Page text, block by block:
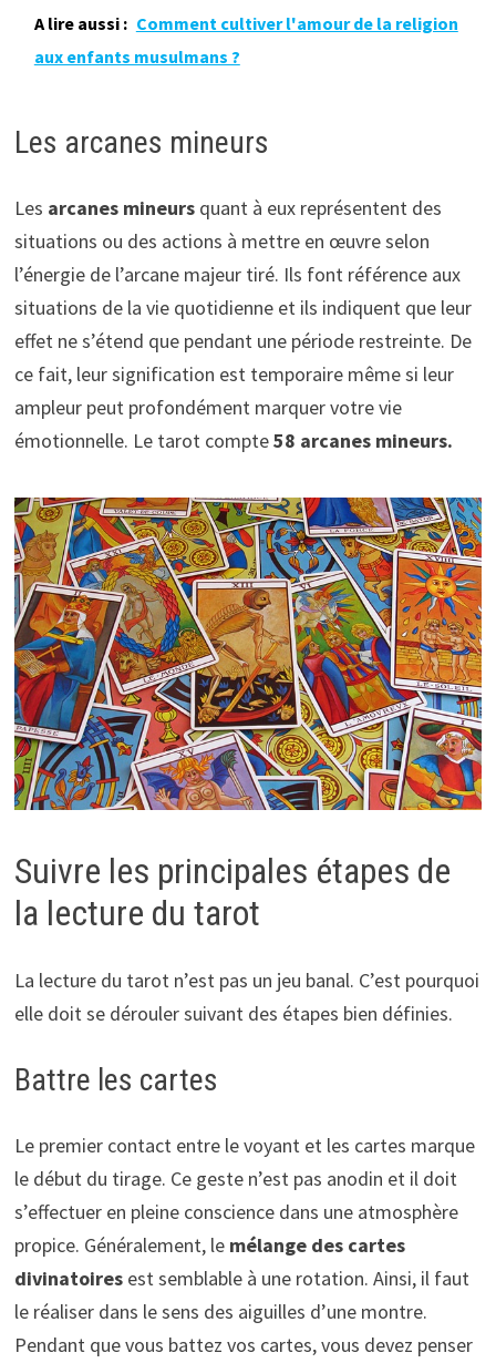
A lire aussi : Comment cultiver l'amour de la religion
aux enfants musulmans ?
Les arcanes mineurs
Les arcanes mineursquant à eux représentent des
situations ou des actions à mettre en œuvre selon
l’énergie de l’arcane majeur tiré. Ils font référence aux
situations de la vie quotidienne et ils indiquent que leur
effet ne s’étend que pendant une période restreinte. De
ce fait, leur signification est temporaire même si leur
ampleur peut profondément marquer votre vie
émotionnelle. Le tarot compte58 arcanes mineurs.
Suivre les principales étapes de
la lecture du tarot
La lecture du tarot n’est pas un jeu banal. C’est pourquoi
elle doit se dérouler suivant des étapes bien définies.
Battre les cartes
Le premier contact entre le voyant et les cartes marque
le début du tirage. Ce geste n’est pas anodin et il doit
s’effectuer en pleine conscience dans une atmosphère
propice. Généralement, le mélange des cartes
divinatoiresest semblable à une rotation. Ainsi, il faut
le réaliser dans le sens des aiguilles d’une montre.
Pendant que vous battez vos cartes, vous devez penser